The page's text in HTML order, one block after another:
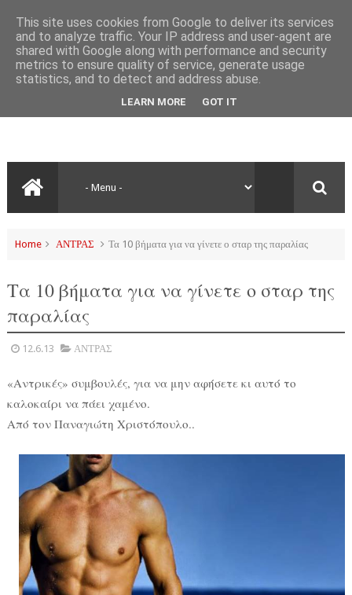
Home ΑΝΤΡΑΣ Τα 10 βήματα για να γίνετε ο σταρ της παραλίας
Τα 10 βήματα για να γίνετε ο σταρ της
παραλίας
12.6.13 ΑΝΤΡΑΣ
«Αντρικές» συμβουλές, για να μην αφήσετε κι αυτό το
καλοκαίρι να πάει χαμένο.
Από τον Παναγιώτη Χριστόπουλο..
This site uses cookies from Google to deliver its services
and to analyze traffic. Your IP address and user-agent are
shared with Google along with performance and security
metrics to ensure quality of service, generate usage
statistics, and to detect and address abuse.
LEARN MORE GOT IT